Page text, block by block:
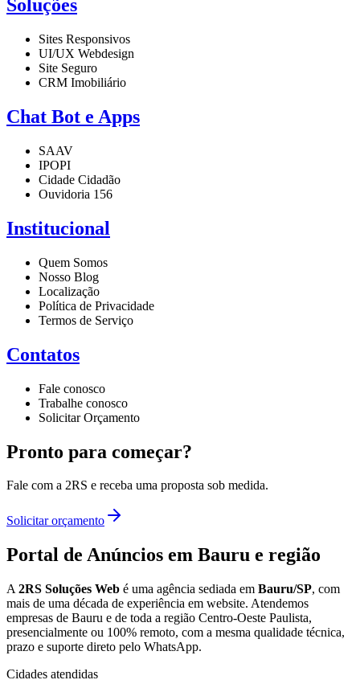
Soluções
Sites Responsivos
UI/UX Webdesign
Site Seguro
CRM Imobiliário
Chat Bot e Apps
SAAV
IPOPI
Cidade Cidadão
Ouvidoria 156
Institucional
Quem Somos
Nosso Blog
Localização
Política de Privacidade
Termos de Serviço
Contatos
Fale conosco
Trabalhe conosco
Solicitar Orçamento
Pronto para começar?
Fale com a 2RS e receba uma proposta sob medida.
Solicitar orçamento
Portal de Anúncios em Bauru e região
A 2RS Soluções Web é uma agência sediada em Bauru/SP, com
mais de uma década de experiência em website. Atendemos
empresas de Bauru e de toda a região Centro-Oeste Paulista,
presencialmente ou 100% remoto, com a mesma qualidade técnica,
prazo e suporte direto pelo WhatsApp.
Cidades atendidas